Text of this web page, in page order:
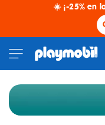
☀️ ¡-25% en